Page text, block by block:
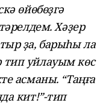
өйөбөҙгә
Хәҙер
ҙа, барыһы ла
уйлауым көс
асманы. “Таңға
кит!”-тип